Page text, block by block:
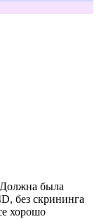
была
без скрининга
хорошо